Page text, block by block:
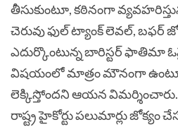
తీసుకుంటూ, కఠినంగా
చెరువు ఫుల్ ట్యాంక్ లెవల్, బఫర్
ఎదుర్కొంటున్న బారిస్టర్ ఫాతిమా
విషయంలో మాత్రం మౌనంగా
లెక్కిస్తోందని ఆయన విమర్శించారు.
రాష్ట్ర హైకోర్టు పలుమార్లు జోక్యం